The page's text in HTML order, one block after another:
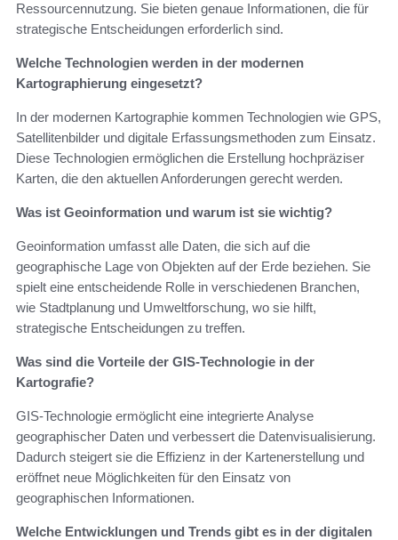
Ressourcennutzung. Sie bieten genaue Informationen, die für
strategische Entscheidungen erforderlich sind.
Welche Technologien werden in der modernen
Kartographierung eingesetzt?
In der modernen Kartographie kommen Technologien wie GPS,
Satellitenbilder und digitale Erfassungsmethoden zum Einsatz.
Diese Technologien ermöglichen die Erstellung hochpräziser
Karten, die den aktuellen Anforderungen gerecht werden.
Was ist Geoinformation und warum ist sie wichtig?
Geoinformation umfasst alle Daten, die sich auf die
geographische Lage von Objekten auf der Erde beziehen. Sie
spielt eine entscheidende Rolle in verschiedenen Branchen,
wie Stadtplanung und Umweltforschung, wo sie hilft,
strategische Entscheidungen zu treffen.
Was sind die Vorteile der GIS-Technologie in der
Kartografie?
GIS-Technologie ermöglicht eine integrierte Analyse
geographischer Daten und verbessert die Datenvisualisierung.
Dadurch steigert sie die Effizienz in der Kartenerstellung und
eröffnet neue Möglichkeiten für den Einsatz von
geographischen Informationen.
Welche Entwicklungen und Trends gibt es in der digitalen